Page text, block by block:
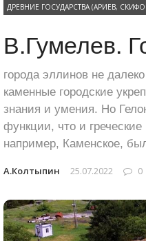
ДРЕВНИЕ ГОСУДАРСТВА (АРИЕВ,
В.Гумелев.
города эллинов не
каменные городские
знания и умения. Но
функции, что и
например, Каменское,
А.Колтыпин 25.07.2022 0